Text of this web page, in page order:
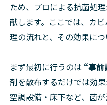
ため、プロによる抗菌処
献します。ここでは、カ
理の流れと、その効果につ
まず最初に行うのは “事
剤を散布するだけでは効
空調設備・床下など、菌